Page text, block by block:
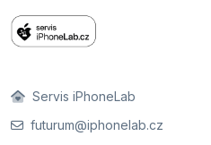
Servis iPhoneLab
futurum@iphonelab.cz